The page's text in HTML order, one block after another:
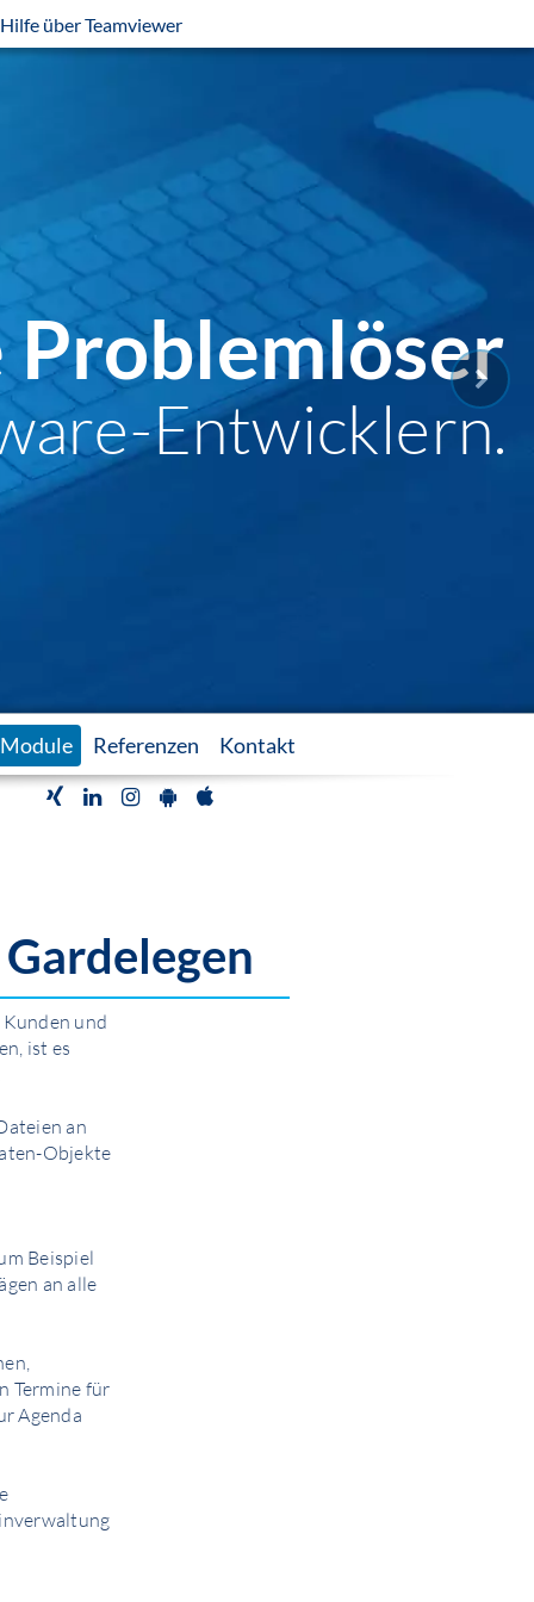
Entwicklern.
Module Referenzen Kontakt
Hilfe über Teamviewer
und
ist es
an
Objekte
Beispiel
an alle
Termine für
Agenda